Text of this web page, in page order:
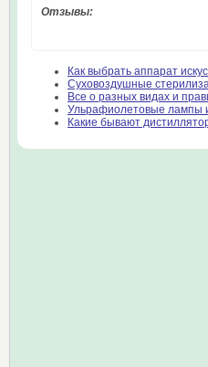
Отзывы:
Как выбрать аппарат
Суховоздушные
Все о разных видах и
Ульрафиолетовые лампы
Какие бывают